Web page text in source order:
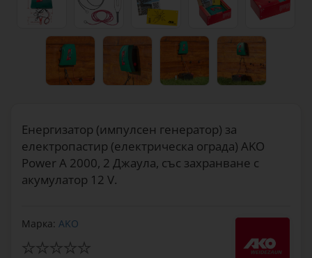
Енергизатор (импулсен генератор) за
електропастир (електрическа ограда) AKO
Power A 2000, 2 Джаула, със захранване с
акумулатор 12 V.
Марка: AKO